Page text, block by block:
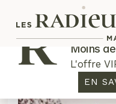
Plus de
Moins
L'offre
EN